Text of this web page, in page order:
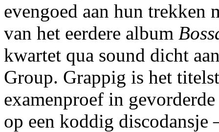
evengoed aan hun trekken
van het eerdere album
kwartet qua sound dicht
Group. Grappig is het
examenproef in
op een koddig discodansje